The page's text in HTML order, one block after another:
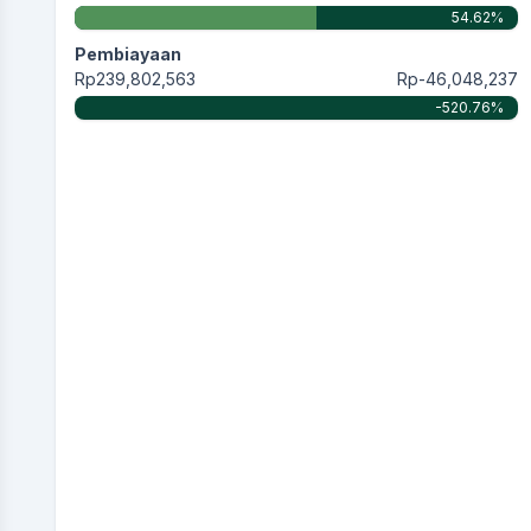
54.62%
Pembiayaan
Rp239,802,563
Rp-46,048,237
-520.76%